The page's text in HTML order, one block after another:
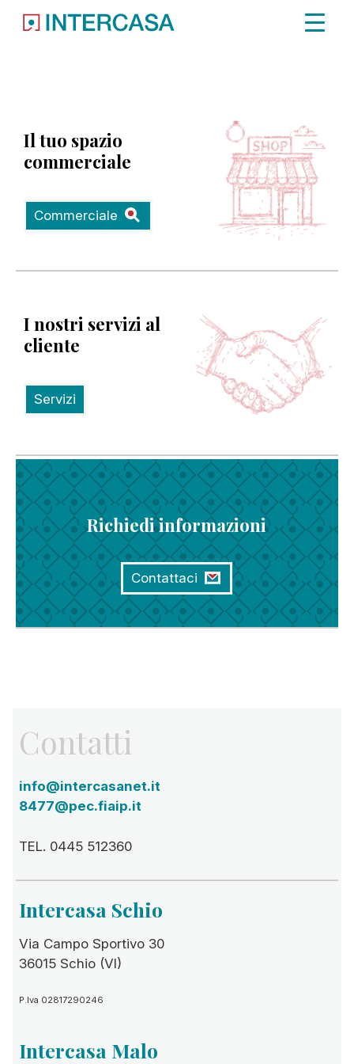
Il tuo spazio
commerciale
Commerciale
I nostri servizi al
cliente
Servizi
Richiedi informazioni
Contattaci
Contatti
info@intercasanet.it
8477@pec.fiaip.it
TEL. 0445 512360
Intercasa Schio
Via Campo Sportivo 30
36015 Schio (VI)
P.Iva 02817290246
Intercasa Malo